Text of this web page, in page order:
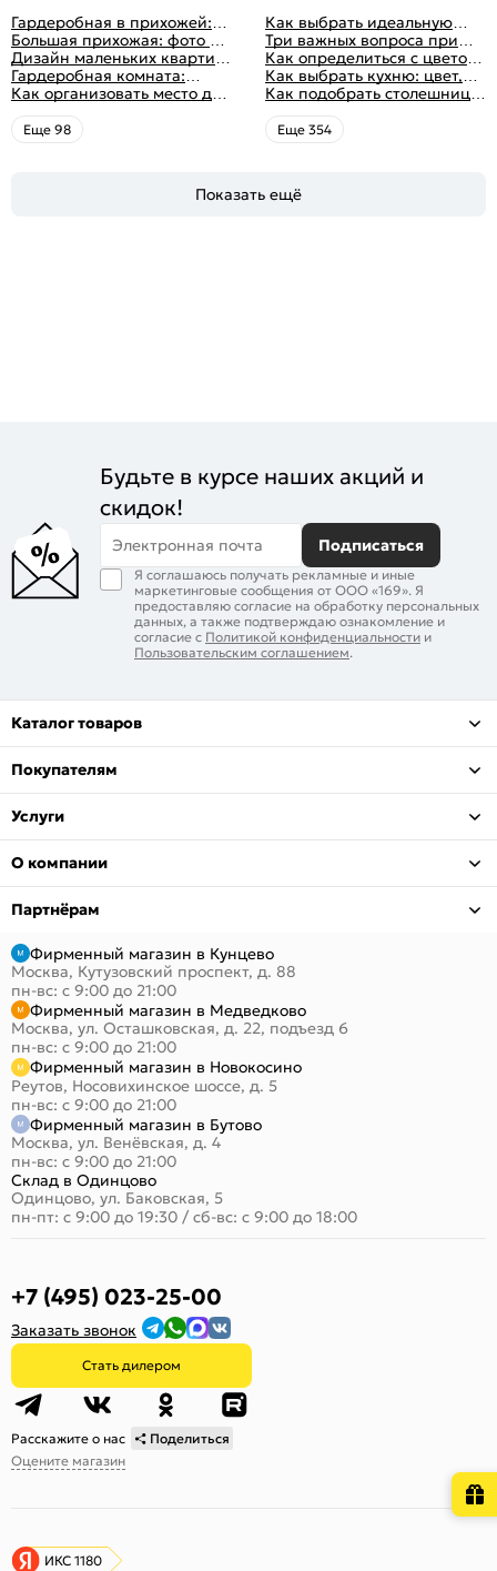
Гардеробная в прихожей:
виды, фото в интерьере,
идеи дизайна
Большая прихожая: фото с
функциональным
распределением дизайна
Дизайн маленьких квартир:
10 идей для дизайна
интерьера с фото
Гардеробная комната:
дизайн, планировка, советы
распространенные ошибки
Как организовать место для
Eще 98
Как выбрать идеальную
планировку для кухни
Три важных вопроса при
выборе кухни: готовка,
посуда, комфорт
Как определиться с цветом
кухни: светлые, темные,
яркие
Как выбрать кухню: цвет,
планировка, аксессуары
Как подобрать столешницу
Eще 354
Показать ещё
Будьте в курсе наших акций и
скидок!
Электронная почта Подписаться
Я соглашаюсь получать рекламные и иные
маркетинговые сообщения от ООО «169». Я
предоставляю согласие на обработку персональных
данных, а также подтверждаю ознакомление и
согласие с Политикой конфиденциальности и
Пользовательским соглашением.
Каталог товаров
Покупателям
Услуги
О компании
Партнёрам
Фирменный магазин в Кунцево
Москва, Кутузовский проспект, д. 88
пн-вс: с 9:00 до 21:00
Фирменный магазин в Медведково
Москва, ул. Осташковская, д. 22, подъезд 6
пн-вс: с 9:00 до 21:00
Фирменный магазин в Новокосино
Реутов, Носовихинское шоссе, д. 5
пн-вс: с 9:00 до 21:00
Фирменный магазин в Бутово
Москва, ул. Венёвская, д. 4
пн-вс: с 9:00 до 21:00
Склад в Одинцово
Одинцово, ул. Баковская, 5
пн-пт: с 9:00 до 19:30 / сб-вс: с 9:00 до 18:00
+7 (495) 023-25-00
Заказать звонок
Стать дилером
Расскажите о нас
Поделиться
Оцените магазин
ИКС 1180